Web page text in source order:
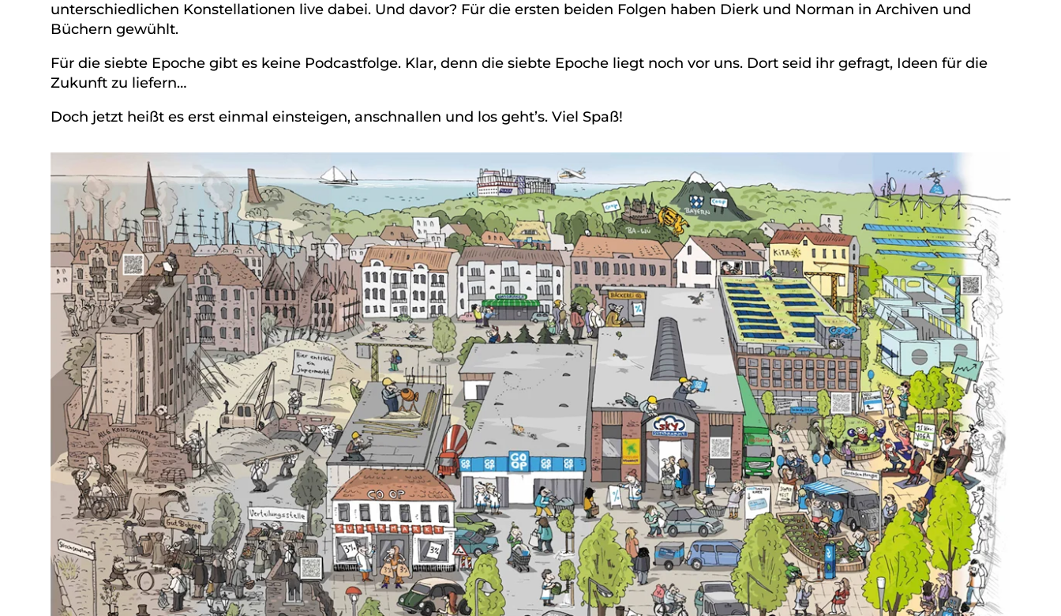
unterschiedlichen Konstellationen live dabei. Und davor? Für die ersten beiden Folgen haben Dierk und Norman in Archiven und
Büchern gewühlt.
Für die siebte Epoche gibt es keine Podcastfolge. Klar, denn die siebte Epoche liegt noch vor uns. Dort seid ihr gefragt, Ideen für die
Zukunft zu liefern…
Doch jetzt heißt es erst einmal einsteigen, anschnallen und los geht’s. Viel Spaß!